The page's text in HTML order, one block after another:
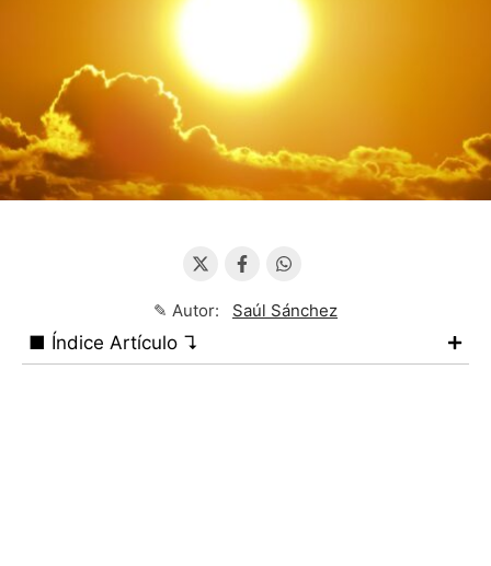
✎ Autor: Saúl Sánchez
■ Índice Artículo ↴